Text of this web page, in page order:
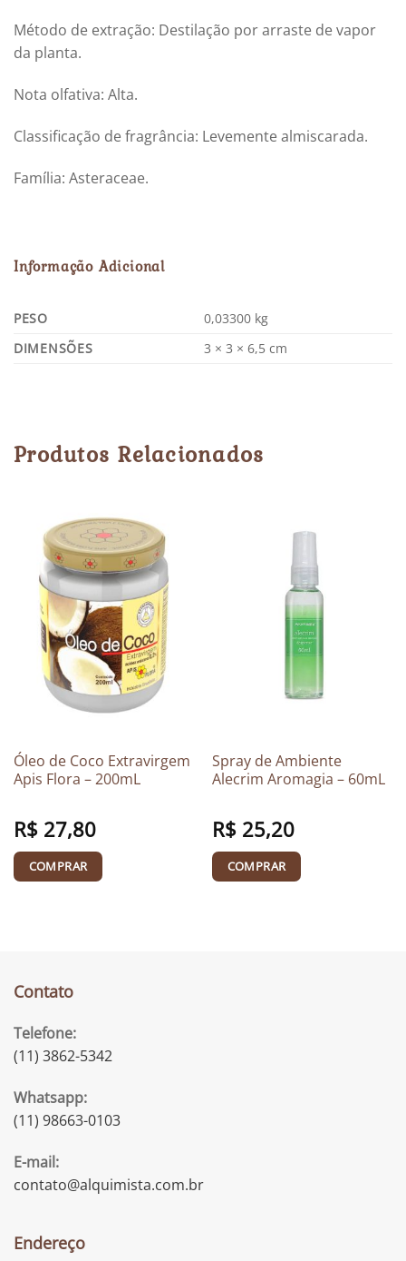
Método de extração: Destilação por arraste de vapor
da planta.
Nota olfativa: Alta.
Classificação de fragrância: Levemente almiscarada.
Família: Asteraceae.
Informação Adicional
PESO
0,03300 kg
DIMENSÕES
3 × 3 × 6,5 cm
Produtos Relacionados
Óleo de Coco Extravirgem
Apis Flora – 200mL
R$27,80
COMPRAR
Spray de Ambiente
Alecrim Aromagia – 60mL
R$25,20
COMPRAR
Contato
Telefone:
(11) 3862-5342
Whatsapp:
(11) 98663-0103
E-mail:
contato@alquimista.com.br
Endereço